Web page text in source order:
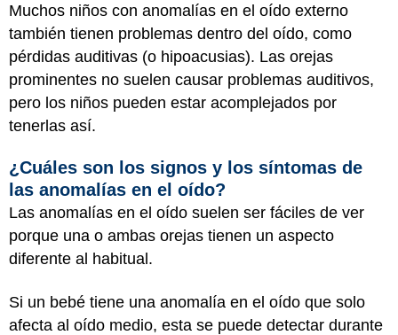
Muchos niños con anomalías en el oído externo
también tienen problemas dentro del oído, como
pérdidas auditivas (o hipoacusias). Las orejas
prominentes no suelen causar problemas auditivos,
pero los niños pueden estar acomplejados por
tenerlas así.
¿Cuáles son los signos y los síntomas de
las anomalías en el oído?
Las anomalías en el oído suelen ser fáciles de ver
porque una o ambas orejas tienen un aspecto
diferente al habitual.
Si un bebé tiene una anomalía en el oído que solo
afecta al oído medio, esta se puede detectar durante